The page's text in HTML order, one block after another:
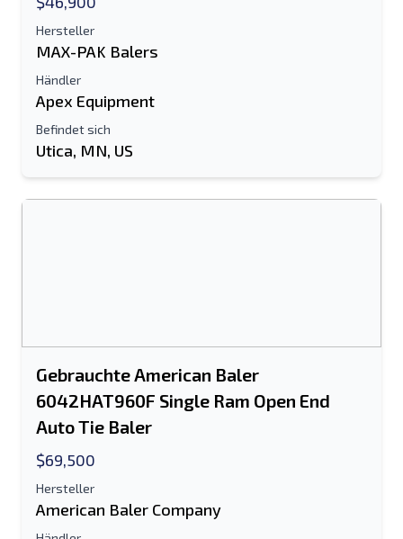
Hersteller
MAX-PAK Balers
Händler
Apex Equipment
Befindet sich
Utica, MN, US
Gebrauchte American Baler
6042HAT960F Single Ram Open End
Auto Tie Baler
$69,500
Hersteller
American Baler Company